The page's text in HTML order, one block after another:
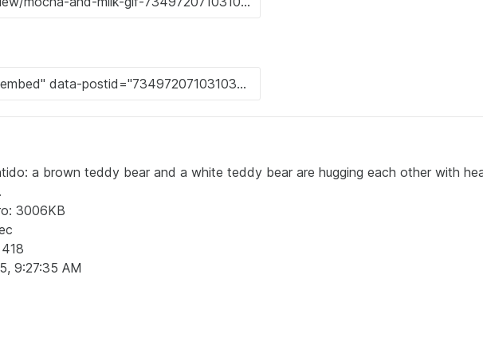
a brown teddy bear and a white teddy bear are hugging each other with
3006KB
9:27:35 AM